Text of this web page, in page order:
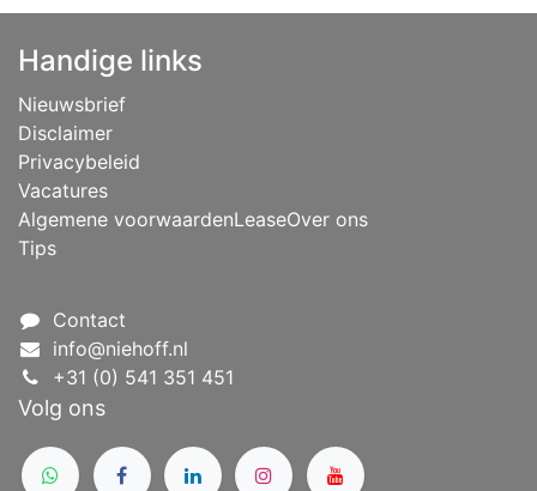
Handige links
Nieuwsbrief
Disclaimer
Privacybeleid
Vacatures
Algemene voorwaardenLeaseOver ons
Tips
Contact
info@niehoff.nl
+31 (0) 541 351 451
Volg ons